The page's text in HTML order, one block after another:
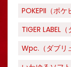
POKEPII（ポケ
TIGER LABEL
Wpc.（ダブリ